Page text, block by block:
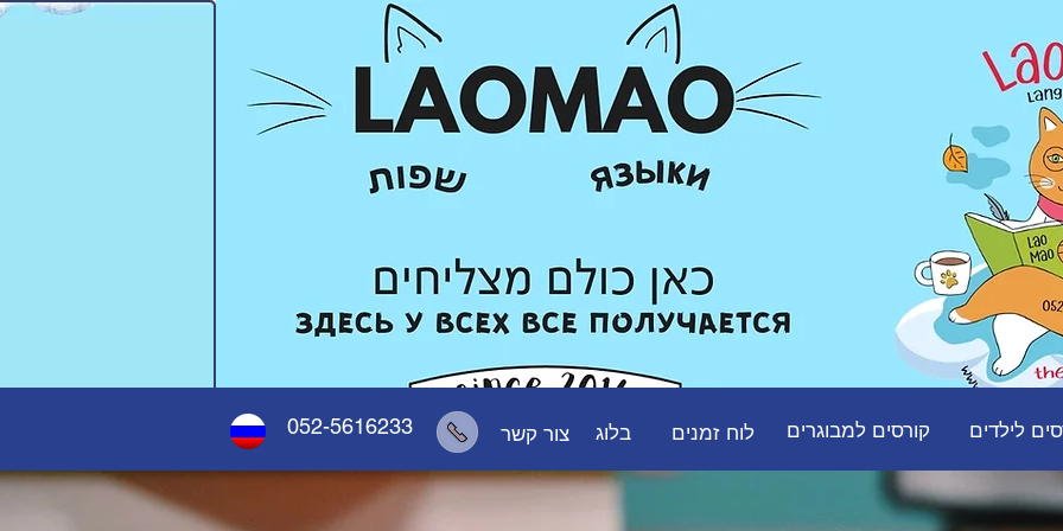
051-
ОНЛАЙН КУРСЫ אודות לוח זמנים צור קשר
052-5616233 צור קשר בלוג לוח זמנים קורסים למבוגרים לילדים